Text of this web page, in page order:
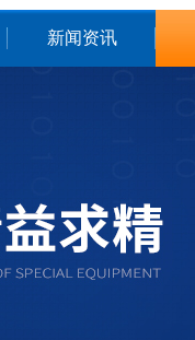
新闻资讯